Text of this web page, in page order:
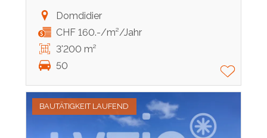
Domdidier
CHF 160.-/m²/Jahr
3'200 m²
50
BAUTÄTIGKEIT LAUFEND